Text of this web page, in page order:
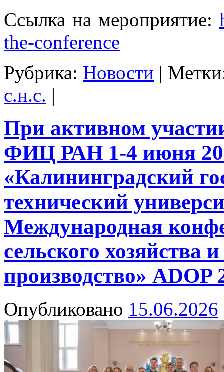
Ссылка на мероприятие:
the-conference
Рубрика: Новости |
с.н.с. |
При активном
ФИЦ РАН 1-4 июня
«Калининградский
технический
Международная
сельского хозяйства
производство» ADOP
Опубликовано 15.06.2026